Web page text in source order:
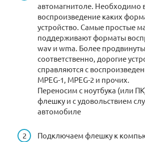
автомагнитоле. Необходимо
воспроизведение каких
устройство. Самые простые
поддерживают форматы
wav и wma. Более
соответственно, дорогие
справляются с
MPEG-1, MPEG-2 и прочих.
Переносим с ноутбука (или
флешку и с удовольствием
автомобиле
Подключаем флешку к